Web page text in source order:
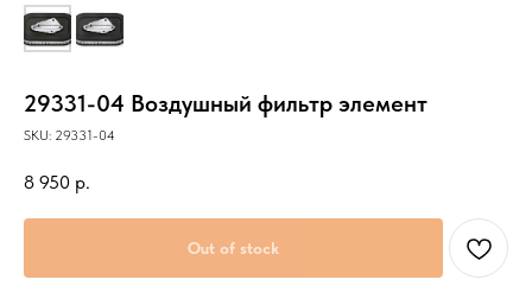
29331-04 Воздушный фильтр элемент
SKU: 29331-04
8 950 р.
Out of stock